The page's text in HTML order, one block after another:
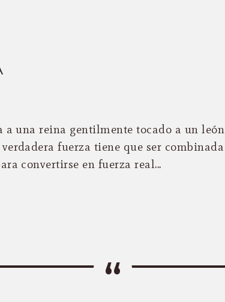
a una reina gentilmente tocado a un león
fuerza tiene que ser combinada
convertirse en fuerza real...